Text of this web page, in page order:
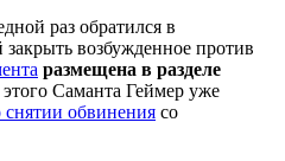
раз обратился в
возбужденное против
размещена в разделе
Саманта Геймер уже
обвинения со